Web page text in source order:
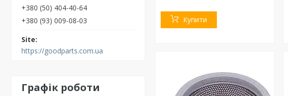
+380 (50) 404-40-64
+380 (93) 009-08-03
https://goodparts.com.ua
Графік роботи
Купити